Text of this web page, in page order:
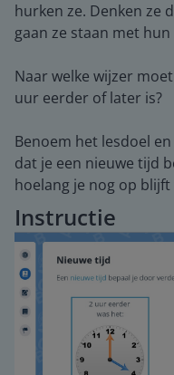
hurken ze. Denken ze
gaan ze staan met
Naar welke wijzer
uur eerder of later is?
Benoem het lesdoel
dat je een nieuwe tijd
hoelang je nog op
Instructie